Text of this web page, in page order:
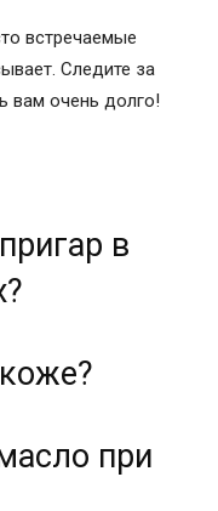
встречаемые
Следите за
вам очень долго!
в
при